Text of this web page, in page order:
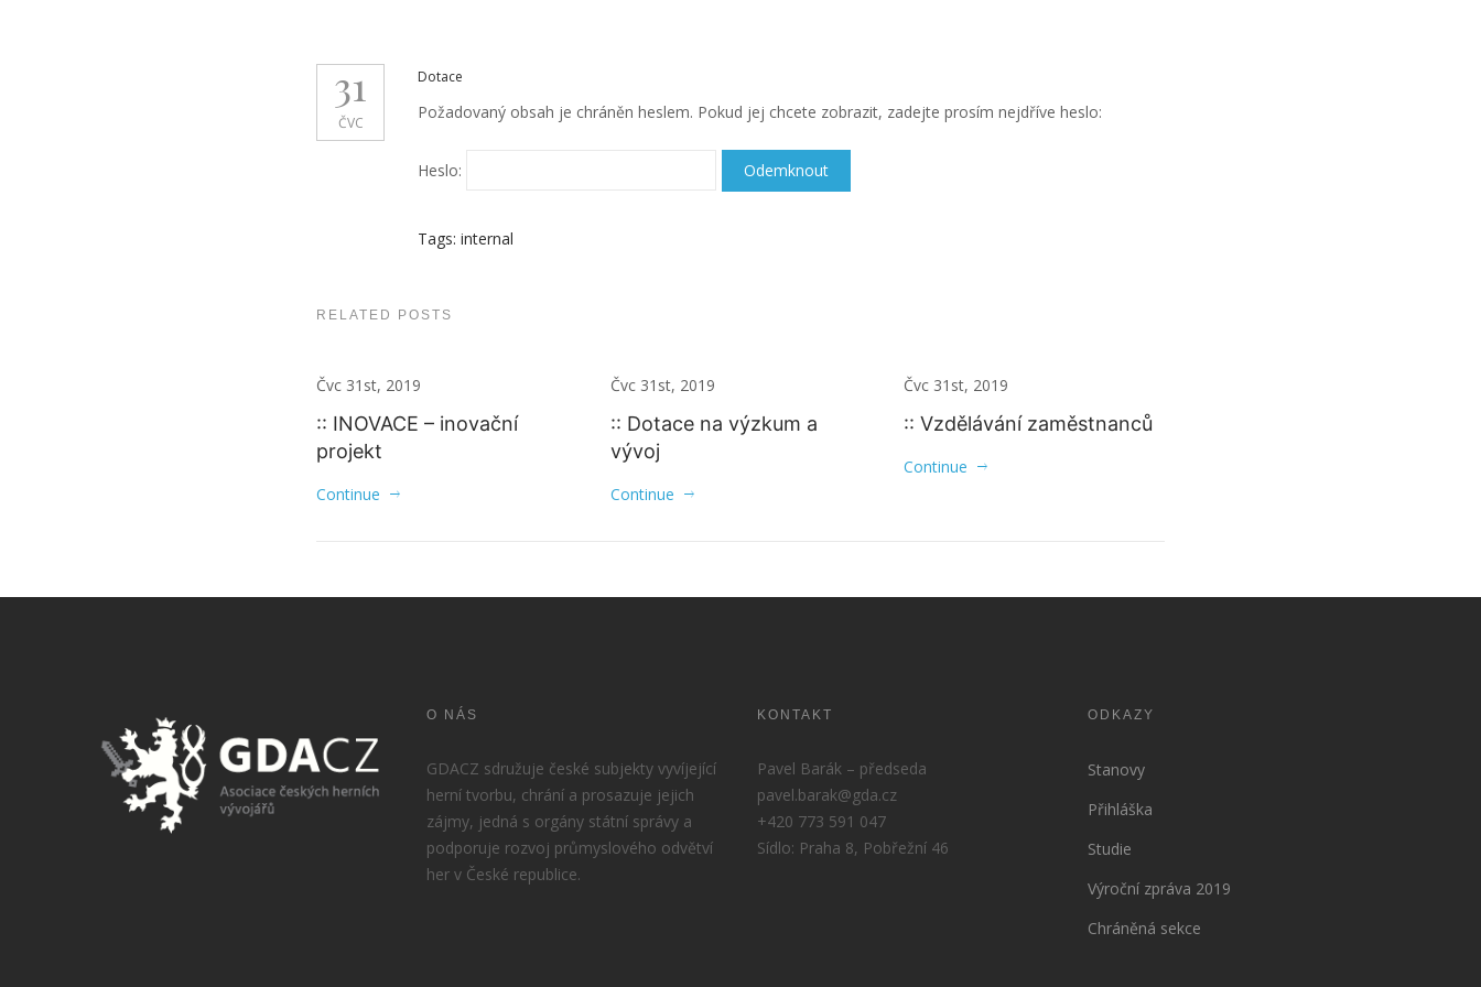
31
ČVC
Dotace
Požadovaný obsah je chráněn heslem. Pokud jej chcete zobrazit, zadejte prosím nejdříve heslo:
Heslo:
Tags: internal
RELATED POSTS
Čvc 31st, 2019
:: INOVACE – inovační
projekt
Continue
Čvc 31st, 2019
:: Dotace na výzkum a
vývoj
Continue
Čvc 31st, 2019
:: Vzdělávání zaměstnanců
Continue
O NÁS
GDACZ sdružuje české subjekty vyvíjející
herní tvorbu, chrání a prosazuje jejich
zájmy, jedná s orgány státní správy a
podporuje rozvoj průmyslového odvětví
her v České republice.
KONTAKT
Pavel Barák – předseda
pavel.barak@gda.cz
+420 773 591 047
Sídlo: Praha 8, Pobřežní 46
ODKAZY
Stanovy
Přihláška
Studie
Výroční zpráva 2019
Chráněná sekce